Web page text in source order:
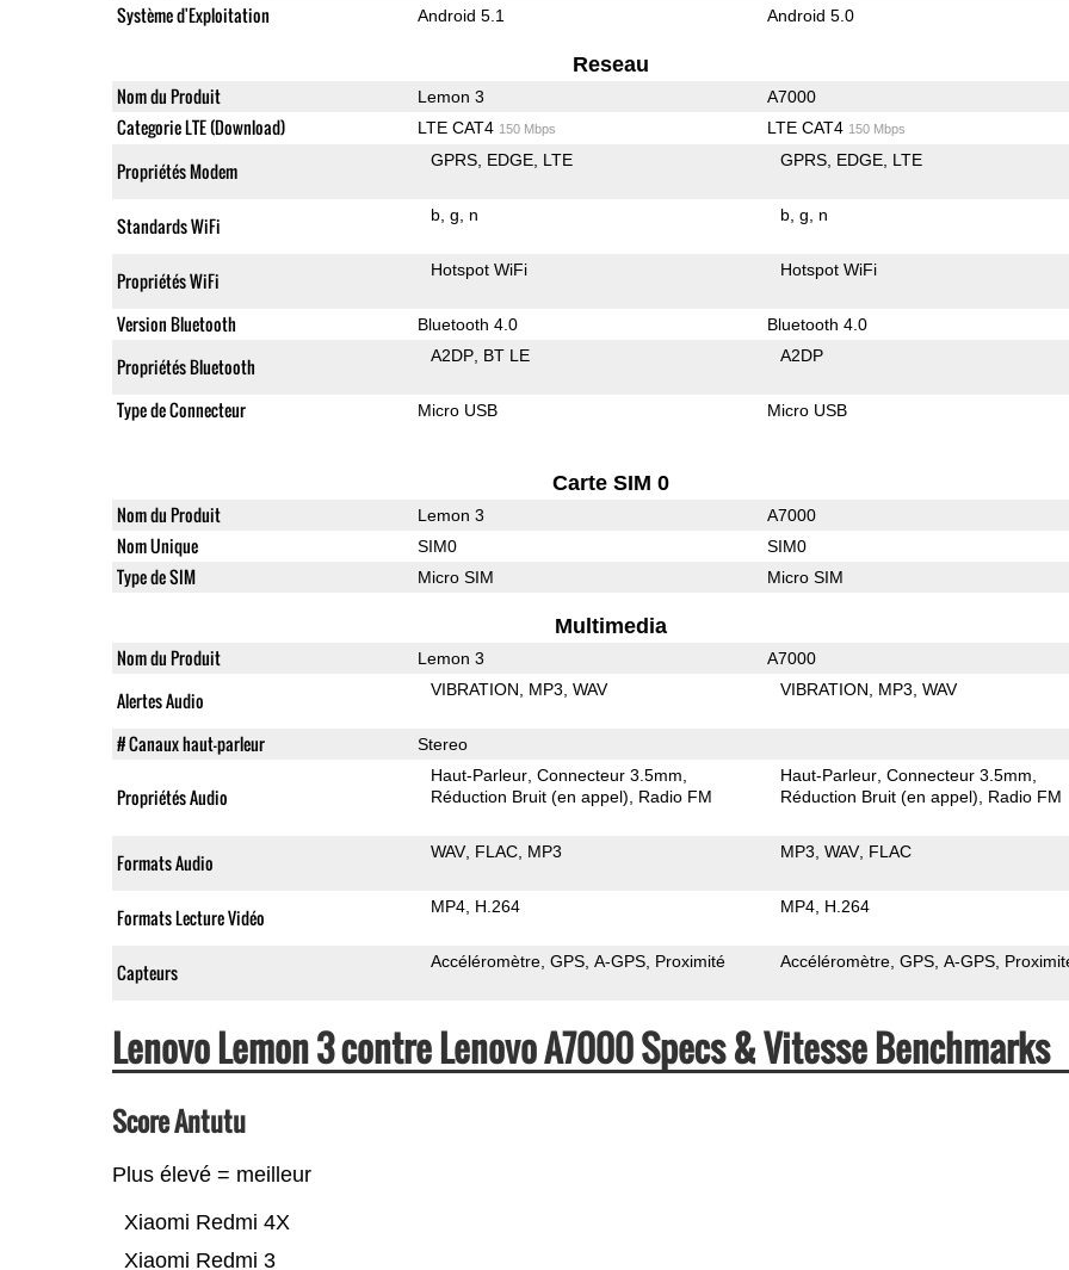
Système d'Exploitation Android 5.1 Android 5.0
Reseau
Nom du Produit Lemon 3 A7000
Categorie LTE (Download) LTE CAT4 150 Mbps LTE CAT4 150 Mbps
Propriétés Modem GPRS EDGE LTE GPRS EDGE LTE
Standards WiFi b g n b g n
Propriétés WiFi Hotspot WiFi Hotspot WiFi
Version Bluetooth Bluetooth 4.0 Bluetooth 4.0
Propriétés Bluetooth A2DP BT LE A2DP
Type de Connecteur Micro USB Micro USB
Carte SIM 0
Nom du Produit Lemon 3 A7000
Nom Unique SIM0 SIM0
Type de SIM Micro SIM Micro SIM
Multimedia
Nom du Produit Lemon 3 A7000
Alertes Audio VIBRATION MP3 WAV VIBRATION MP3 WAV
# Canaux haut-parleur Stereo
Propriétés Audio
Haut-Parleur Connecteur 3.5mm
Réduction Bruit (en appel)
Radio FM
Haut-Parleur Connecteur 3.5mm
Réduction Bruit (en appel)
Radio FM
Formats Audio WAV FLAC MP3 MP3 WAV FLAC
Formats Lecture Vidéo MP4 H.264 MP4 H.264
Capteurs Accéléromètre GPS A-GPS Proximité Accéléromètre GPS A-GPS
Lenovo Lemon 3 contre Lenovo A7000 Specs & Vitesse Benchmarks
Score Antutu
Plus élevé = meilleur
Xiaomi Redmi 3
Xiaomi Redmi 4X